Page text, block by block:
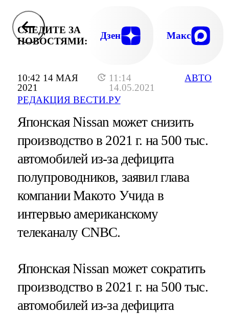
10:42 14 МАЯ
2021
11:14
14.05.2021
РЕДАКЦИЯ ВЕСТИ.РУ
АВТО
СЛЕДИТЕ ЗА
НОВОСТЯМИ:
Дзен Макс
Японская Nissan может снизить
производство в 2021 г. на 500 тыс.
автомобилей из-за дефицита
полупроводников, заявил глава
компании Макото Учида в
интервью американскому
телеканалу CNBC.
Японская Nissan может сократить
производство в 2021 г. на 500 тыс.
автомобилей из-за дефицита